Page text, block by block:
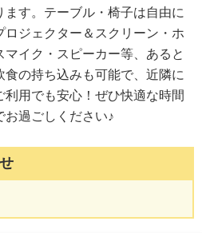
す。テーブル・椅子は自由に
ロジェクター＆スクリーン・ホ
イク・スピーカー等、あると
の持ち込みも可能で、近隣に
用でも安心！ぜひ快適な時間
お過ごしください♪